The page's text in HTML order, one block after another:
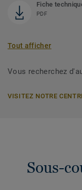
Fiche
PDF
Tout afficher
Vous recherchez
VISITEZ NOTRE
Sous-